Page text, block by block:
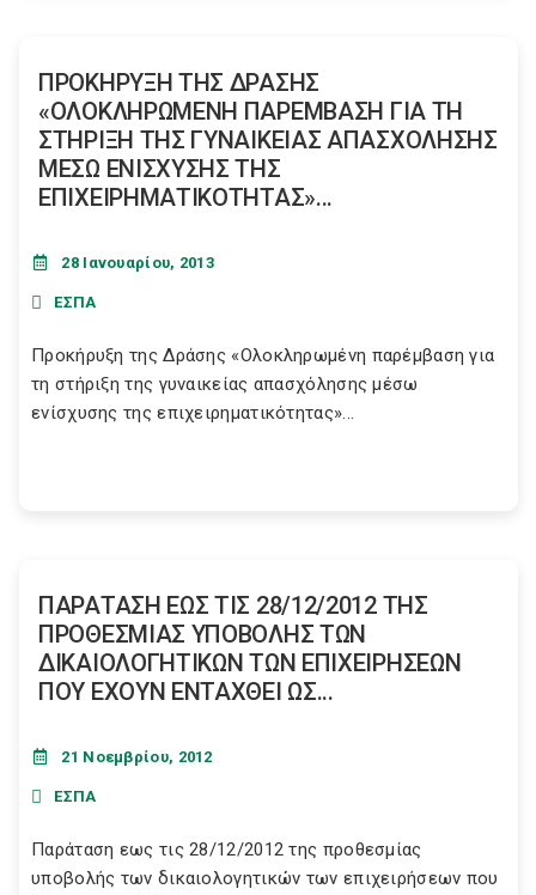
ΠΡΟΚΗΡΥΞΗ ΤΗΣ ΔΡΑΣΗΣ
«ΟΛΟΚΛΗΡΩΜΕΝΗ ΠΑΡΕΜΒΑΣΗ ΓΙΑ ΤΗ
ΣΤΗΡΙΞΗ ΤΗΣ ΓΥΝΑΙΚΕΙΑΣ ΑΠΑΣΧΟΛΗΣΗΣ
ΜΕΣΩ ΕΝΙΣΧΥΣΗΣ ΤΗΣ
ΕΠΙΧΕΙΡΗΜΑΤΙΚΟΤΗΤΑΣ»...
28 Ιανουαρίου, 2013
ΕΣΠΑ
Προκήρυξη της Δράσης «Ολοκληρωμένη παρέμβαση για
τη στήριξη της γυναικείας απασχόλησης μέσω
ενίσχυσης της επιχειρηματικότητας»...
ΠΑΡΑΤΑΣΗ ΕΩΣ ΤΙΣ 28/12/2012 ΤΗΣ
ΠΡΟΘΕΣMΙΑΣ ΥΠΟΒΟΛΗΣ ΤΩΝ
ΔΙΚΑΙΟΛΟΓΗΤΙΚΩΝ ΤΩΝ ΕΠΙΧΕΙΡΗΣΕΩΝ
ΠΟΥ ΕΧΟΥΝ ΕΝΤΑΧΘΕΙ ΩΣ...
21 Νοεμβρίου, 2012
ΕΣΠΑ
Παράταση εως τις 28/12/2012 της προθεσµίας
υποβολής των δικαιολογητικών των επιχειρήσεων που